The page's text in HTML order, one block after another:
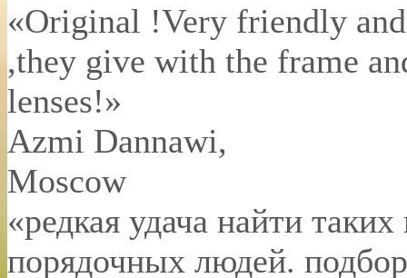
«Original !Very friendly
,they give with the frame
lenses!»
Azmi Dannawi,
Moscow
«редкая удача найти
порядочных людей.